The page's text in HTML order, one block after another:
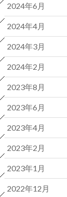
2024年6月
2024年4月
2024年3月
2024年2月
2023年8月
2023年6月
2023年4月
2023年2月
2023年1月
2022年12月